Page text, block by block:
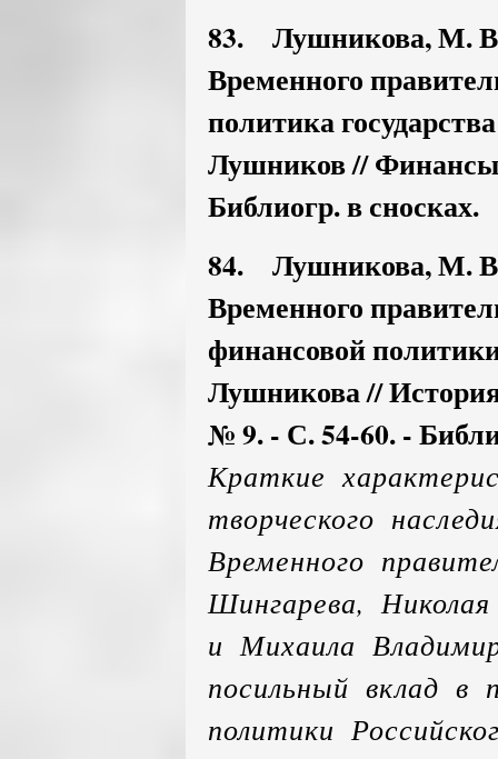
83. Лушникова, М.
Временного
политика
Лушников //
Библиогр. в сносках.
84. Лушникова, М.
Временного
финансовой
Лушникова // История
№ 9. - С. 54-60. -
Краткие
творческого
Временного
Шингарева,
и Михаила
посильный вклад в
политики